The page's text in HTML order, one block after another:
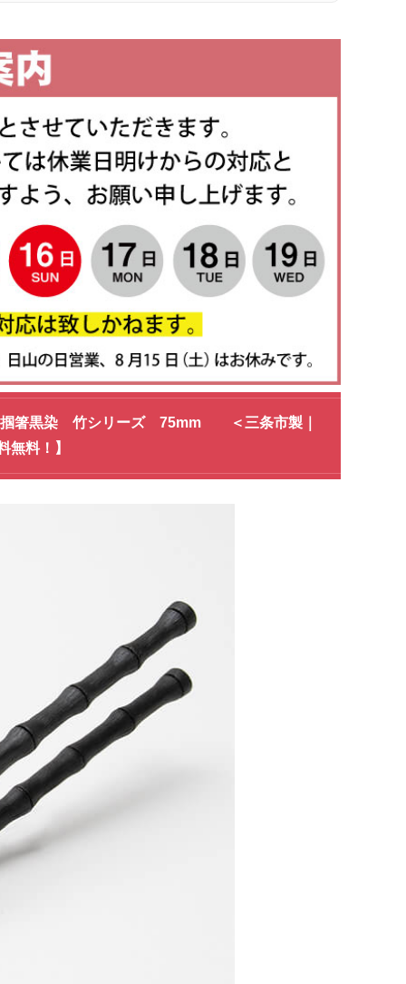
掴箸黒染 竹シリーズ 75mm ＜三条市製｜
無料！】